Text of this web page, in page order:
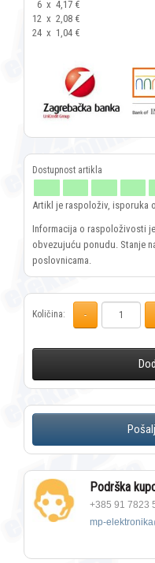
6 x 4,17 €
12 x 2,08 €
24 x 1,04 €
Artikl je raspoloživ, isporuka
Informacija o raspoloživosti
obvezujuću ponudu. Stanje
poslovnicama.
Količina:
Podrška
+385 91 7823
mp-